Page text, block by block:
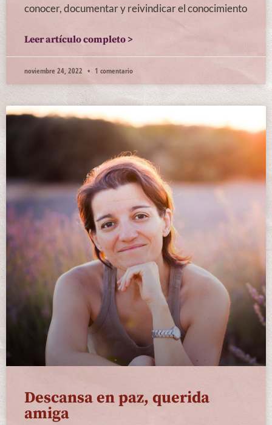
conocer, documentar y reivindicar el conocimiento
Leer artículo completo >
noviembre 24, 2022 1 comentario
Descansa en paz, querida
amiga